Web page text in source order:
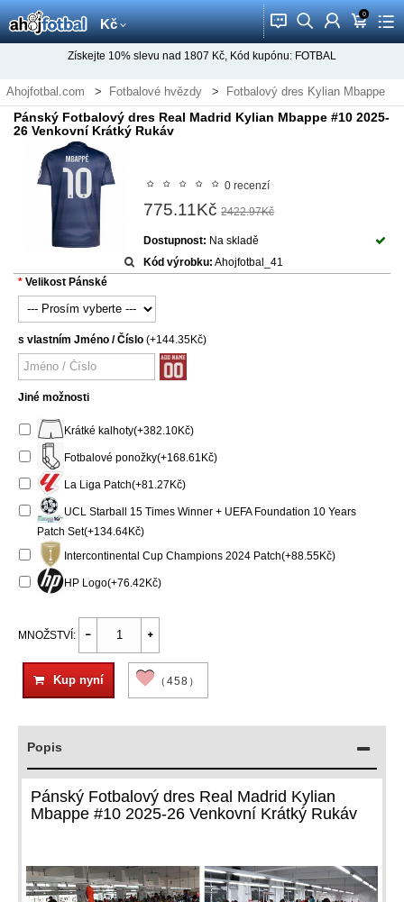
Kč 󰂱 󰂨 󰃳 0
󰃦 󰃖
Získejte 10% slevu nad 1807 Kč, Kód kupónu: FOTBAL
Ahojfotbal.com Fotbalové hvězdy Fotbalový dres Kylian Mbappe
Pánský Fotbalový dres Real Madrid Kylian Mbappe #10 2025-
26 Venkovní Krátký Rukáv
0 recenzí
775.11Kč 2422.97Kč
Dostupnost: Na skladě
Kód výrobku: Ahojfotbal_41
Velikost Pánské
s vlastním Jméno / Číslo (+144.35Kč)
Jiné možnosti
Krátké kalhoty(+382.10Kč)
Fotbalové ponožky(+168.61Kč)
La Liga Patch(+81.27Kč)
UCL Starball 15 Times Winner + UEFA Foundation 10 Years
Patch Set(+134.64Kč)
Intercontinental Cup Champions 2024 Patch(+88.55Kč)
HP Logo(+76.42Kč)
MNOŽSTVÍ:
Kup nyní （458）
Popis
Pánský Fotbalový dres Real Madrid Kylian
Mbappe #10 2025-26 Venkovní Krátký Rukáv